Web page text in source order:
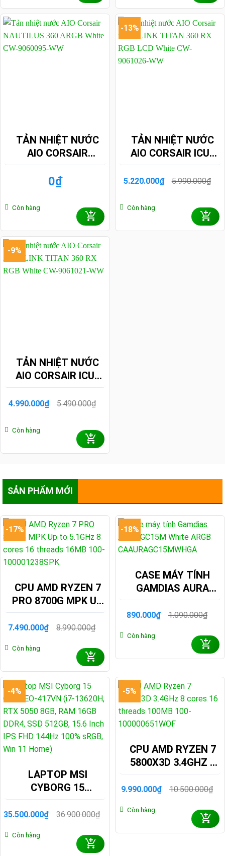
TẢN NHIỆT NƯỚC
AIO CORSAIR
NAUTILUS 360
ARGB WHITE CW-
0₫
Còn hàng
-13%
TẢN NHIỆT NƯỚC
AIO CORSAIR ICUE
LINK TITAN 360 RX
RGB LCD WHITE CW-
5.990.000₫
Giá
5.990.000₫.
5.220.000₫
Giá
5.220.000₫.
Còn hàng
-9%
TẢN NHIỆT NƯỚC
AIO CORSAIR ICUE
LINK TITAN 360 RX
RGB WHITE CW-
5.490.000₫
Giá
5.490.000₫.
4.990.000₫
Giá
4.990.000₫.
Còn hàng
SẢN PHẨM MỚI
-17%
CPU AMD RYZEN 7
PRO 8700G MPK UP
TO 5.1GHZ 8 CORES
16 THREADS 16MB
8.990.000₫
Giá
8.990.000₫.
7.490.000₫
Giá
7.490.000₫.
Còn hàng
-18%
CASE MÁY TÍNH
GAMDIAS AURA
GC15M WHITE ARGB
1.090.000₫
Giá
1.090.000₫.
890.000₫
Giá
890.000₫.
Còn hàng
-4%
LAPTOP MSI
CYBORG 15
C13WEO-417VN (I7-
13620H, RTX 5050
DDR4, SSD 512GB,
15.6 INCH IPS FHD
36.900.000₫
Giá
36.900.000₫.
35.500.000₫
Giá
Còn hàng
-5%
CPU AMD RYZEN 7
5800X3D 3.4GHZ 8
CORES 16 THREADS
100MB 100-
10.500.000₫
Giá
10.500.000₫.
9.990.000₫
Giá
9.990.000₫.
Còn hàng